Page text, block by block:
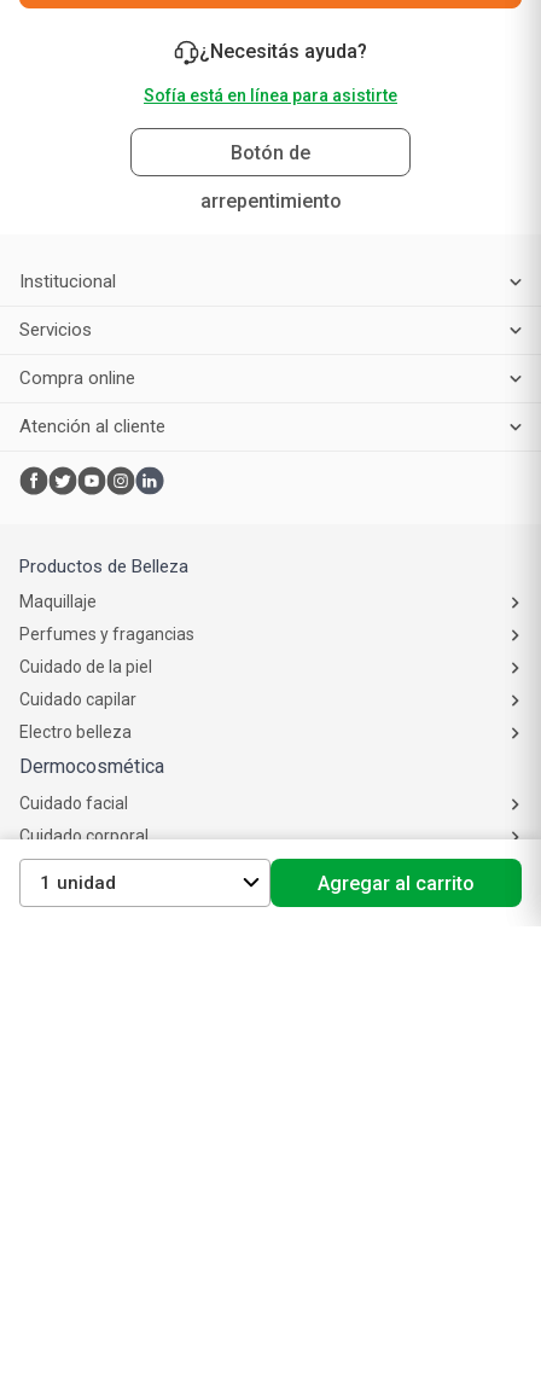
1 Agregar al carrito
¿Necesitás ayuda?
Sofía está en línea para asistirte
Botón de
arrepentimiento
Institucional
Servicios
Compra online
Atención al cliente
Productos de Belleza
Maquillaje
Perfumes y fragancias
Cuidado de la piel
Cuidado capilar
Electro belleza
Dermocosmética
Cuidado facial
Cuidado corporal
Protectores solares
Cuidado del pelo